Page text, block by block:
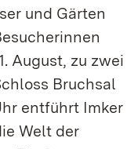
und Gärten
August, zu zwei
Bruchsal
entführt Imker
Welt der